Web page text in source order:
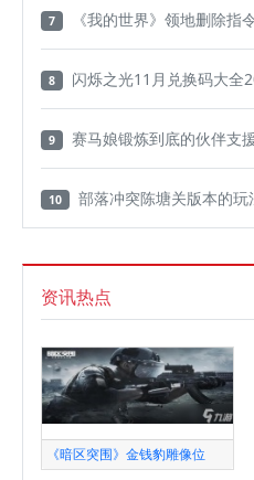
7 《我的世界》领地删除指
8 闪烁之光11月兑换码大全
9 赛马娘锻炼到底的伙伴支
10 部落冲突陈塘关版本的玩
资讯热点
《暗区突围》金钱豹雕像位